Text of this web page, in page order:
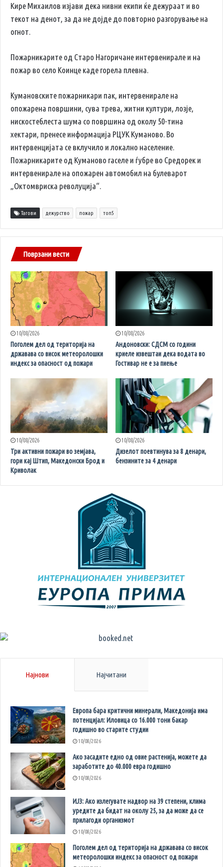
Кире Михаилов изјави дека нивни екипи ќе дежураат и во
текот на денот, за да не дојде до повторно разгорување на
огнот.
Пожарникарите од Старо Нагоричане интервенирале и на
пожар во село Коинце каде горела плевна.
Кумановските пожарникари пак, интервенирале на
опожарена површини, сува трева, житни култури, лозје,
нискостеблеста шума со површина од околу 50-тина
хектари, пренесе информација РЦУК Куманово. Во
интервенцијата се вклучило и локално население.
Пожарникарите од Куманово гаселе и ѓубре во Средорек и
интервенирале на опожарен автомобил на булеварот
„Октомвриска револуција“.
Тагови дежурство пожар топ5
Поврзани вести
10/08/2026
Поголем дел од територија на
државава со висок метеоролошки
индекс за опасност од пожари
10/08/2026
Андоновски: СДСМ со години
криеле извештаи дека водата во
Гостивар не е за пиење
10/08/2026
Три активни пожари во земјава,
гори кај Штип, Македонски Брод и
Криволак
10/08/2026
Дизелот поевтинува за 8 денари,
бензините за 4 денари
Најнови Најчитани
Европа бара критични минерали, Македонија има
потенцијал: Иловица со 16.000 тони бакар
годишно во старите студии
10/08/2026
Ако засадите едно од овие растенија, можете да
заработите до 40.000 евра годишно
10/08/2026
ИЈЗ: Ако излегувате надвор на 39 степени, клима
уредите да бидат на околу 25, за да може да се
прилагоди организмот
10/08/2026
Поголем дел од територија на државава со висок
метеоролошки индекс за опасност од пожари